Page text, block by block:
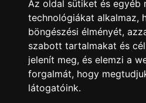
Az oldal sütiket és egyéb
technológiákat alkalmaz,
böngészési élményét,
szabott tartalmakat és
jelenít meg, és elemzi a
forgalmát, hogy
látogatóink.
Elérhetőségek
Garanciális Ügyintézés
Webszolgáltatás
Üzleteinkben az elektronikus fizetés
érhető el, bankkártyás fizetésre
INFORMÁCIÓK